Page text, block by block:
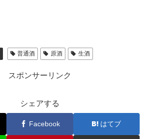
普通酒 原酒 生酒
スポンサーリンク
シェアする
Facebook はてブ